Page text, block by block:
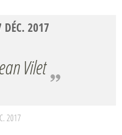
DÉC. 2017
Vilet
2017